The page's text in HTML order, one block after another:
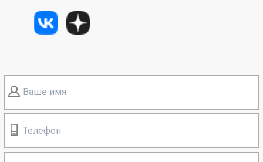
Ваше имя
Телефон